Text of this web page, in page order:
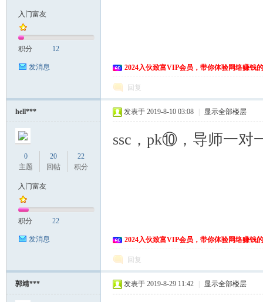
入门富友
积分 12
发消息 2024入伙致富VIP会员，带你体验网络赚钱
回复
hell***
0
主题
20
回帖
22
积分
入门富友
积分 22
发消息
发表于 2019-8-10 03:08 显示全部楼层
ssc，pk⑩，导师一对
2024入伙致富VIP会员，带你体验网络赚钱
回复
郭靖*** 发表于 2019-8-29 11:42 显示全部楼层